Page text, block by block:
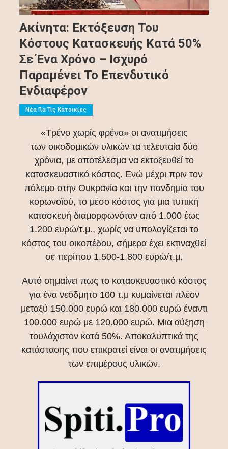
Ακίνητα: Εκτόξευση Του
Κόστους Κατασκευής Κατά 50%
Σε Ένα Χρόνο – Ισχυρό
Παραμένει Το Επενδυτικό
Ενδιαφέρον
Νέα Για Τις Κατοικίες
«Τρένο χωρίς φρένα» οι ανατιμήσεις
των οικοδομικών υλικών τα τελευταία δύο
χρόνια, με αποτέλεσμα να εκτοξευθεί το
κατασκευαστικό κόστος. Ενώ μέχρι πριν τον
πόλεμο στην Ουκρανία και την πανδημία του
κορωνοϊού, το μέσο κόστος για μια τυπική
κατασκευή διαμορφωνόταν από 1.000 έως
1.200 ευρώ/τ.μ., χωρίς να υπολογίζεται το
κόστος του οικοπέδου, σήμερα έχει εκτιναχθεί
σε περίπου 1.500-1.800 ευρώ/τ.μ.
Αυτό σημαίνει πως το κατασκευαστικό κόστος
για ένα νεόδμητο 100 τ.μ κυμαίνεται πλέον
μεταξύ 150.000 ευρώ και 180.000 ευρώ έναντι
100.000 ευρώ με 120.000 ευρώ. Μια αύξηση
τουλάχιστον κατά 50%. Αποκαλυπτικά της
κατάστασης που επικρατεί είναι οι ανατιμήσεις
των επιμέρους υλικών.